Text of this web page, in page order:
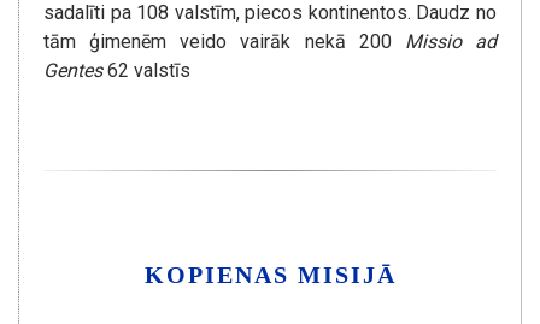
sadalīti pa 108 valstīm, piecos kontinentos. Daudz no
tām ģimenēm veido vairāk nekā 200 Missio ad
Gentes62 valstīs
KOPIENAS MISIJĀ